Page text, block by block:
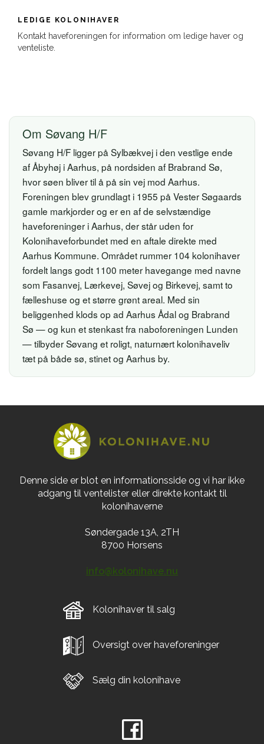
LEDIGE KOLONIHAVER
Kontakt haveforeningen for information om ledige haver og
venteliste.
Om Søvang H/F
Søvang H/F ligger på Sylbækvej i den vestlige ende
af Åbyhøj i Aarhus, på nordsiden af Brabrand Sø,
hvor søen bliver til å på sin vej mod Aarhus.
Foreningen blev grundlagt i 1955 på Vester Søgaards
gamle markjorder og er en af de selvstændige
haveforeninger i Aarhus, der står uden for
Kolonihaveforbundet med en aftale direkte med
Aarhus Kommune. Området rummer 104 kolonihaver
fordelt langs godt 1100 meter havegange med navne
som Fasanvej, Lærkevej, Søvej og Birkevej, samt to
fælleshuse og et større grønt areal. Med sin
beliggenhed klods op ad Aarhus Ådal og Brabrand
Sø — og kun et stenkast fra naboforeningen Lunden
— tilbyder Søvang et roligt, naturnært kolonihaveliv
tæt på både sø, stinet og Aarhus by.
Denne side er blot en informationsside og vi har ikke
adgang til ventelister eller direkte kontakt til
kolonihaverne
Søndergade 13A, 2TH
8700 Horsens
info@kolonihave.nu
Kolonihaver til salg
Oversigt over haveforeninger
Sælg din kolonihave